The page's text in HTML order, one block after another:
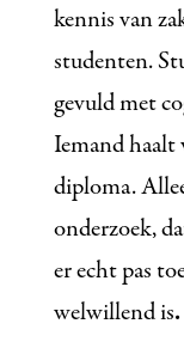
kennis van
studenten.
gevuld met
Iemand
diploma.
onderzoek,
er echt pas
welwillend is.